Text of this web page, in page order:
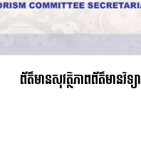
ព័ត៌មានសុវត្ថិភាពព័ត៌មានវិទ្យា